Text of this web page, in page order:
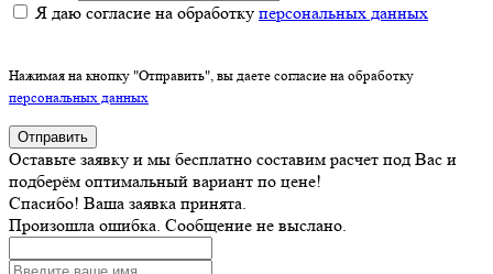
Я даю согласие на обработку персональных данных
Нажимая на кнопку "Отправить", вы даете согласие на обработку
персональных данных
Отправить
Оставьте заявку и мы бесплатно составим расчет под Вас и
подберём оптимальный вариант по цене!
Спасибо! Ваша заявка принята.
Произошла ошибка. Сообщение не выслано.